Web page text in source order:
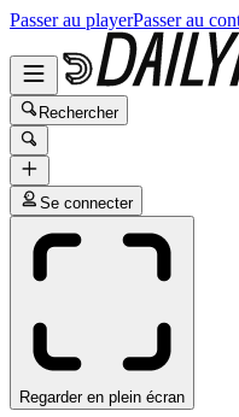
Passer au playerPasser au
Rechercher
Se connecter
Regarder en plein écran